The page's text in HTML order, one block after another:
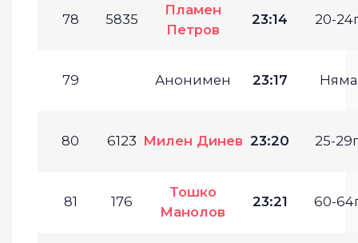
78 5835
Пламен
Петров
23:14 20-
79 Анонимен 23:17 Няма
80 6123 Милен Динев 23:20 25-
81 176
Тошко
Манолов
23:21 60-